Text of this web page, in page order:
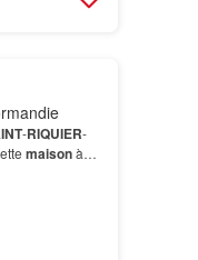
-RIQUIER-
maisonà
of…